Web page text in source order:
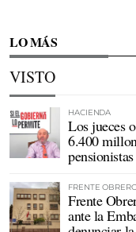
LO MÁS
VISTO
HACIENDA
Los jueces
6.400
FRENTE
Frente
ante la